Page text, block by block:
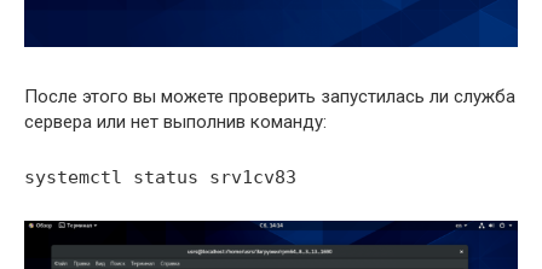
После этого вы можете проверить запустилась ли служба
сервера или нет выполнив команду:
systemctl status srv1cv83